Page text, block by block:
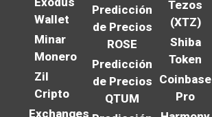
Wallet
Minar
Monero
Zil
Cripto
Exchanges
Predicción
de Precios
ROSE
Predicción
de Precios
QTUM
Tezos
(XTZ)
Shiba
Token
Coinbase
Pro